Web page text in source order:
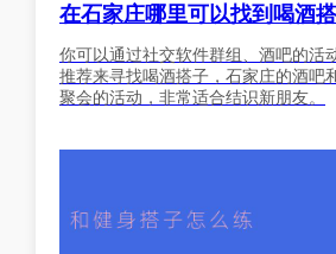
在石家庄哪里可以找到喝酒
你可以通过社交软件群组、酒吧的活
推荐来寻找喝酒搭子，石家庄的酒吧
聚会的活动，非常适合结识新朋友。